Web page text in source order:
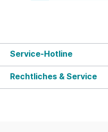
Service-Hotline
Rechtliches & Service